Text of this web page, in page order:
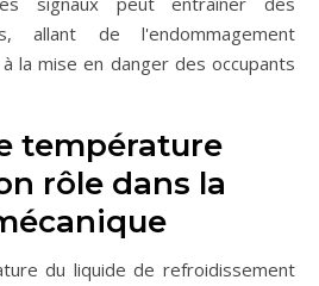
allant de l'endommagement
la mise en danger des occupants
température
rôle dans la
du liquide de refroidissement